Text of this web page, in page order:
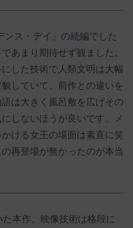
ス・デイ」の続編でした
あまり期待せず観ました。
した技術で人類文明は大幅
していて、前作との違いを
は大きく風呂敷を広げその
しないほうが良いです。メ
ける女王の場面は素直に笑
再登場が無かったのが本当
本作、映像技術は格段に